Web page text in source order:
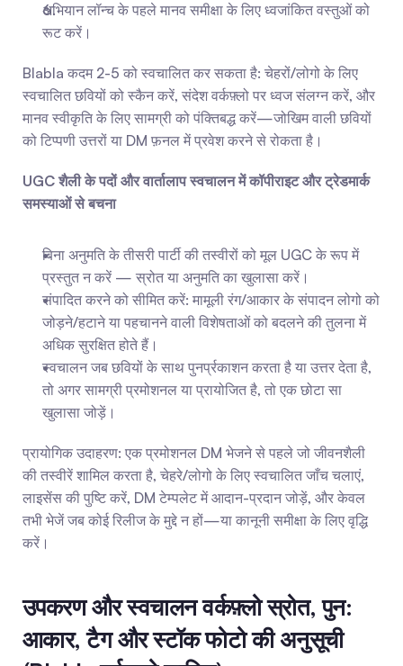
अभियान लॉन्च के पहले मानव समीक्षा के लिए ध्वजांकित वस्तुओं को
रूट करें।
Blabla कदम 2-5 को स्वचालित कर सकता है: चेहरों/लोगो के लिए
स्वचालित छवियों को स्कैन करें, संदेश वर्कफ़्लो पर ध्वज संलग्न करें, और
मानव स्वीकृति के लिए सामग्री को पंक्तिबद्ध करें—जोखिम वाली छवियों
को टिप्पणी उत्तरों या DM फ़नल में प्रवेश करने से रोकता है।
UGC शैली के पदों और वार्तालाप स्वचालन में कॉपीराइट और ट्रेडमार्क
समस्याओं से बचना
बिना अनुमति के तीसरी पार्टी की तस्वीरों को मूल UGC के रूप में
प्रस्तुत न करें — स्रोत या अनुमति का खुलासा करें।
संपादित करने को सीमित करें: मामूली रंग/आकार के संपादन लोगो को
जोड़ने/हटाने या पहचानने वाली विशेषताओं को बदलने की तुलना में
अधिक सुरक्षित होते हैं।
स्वचालन जब छवियों के साथ पुनर्प्रकाशन करता है या उत्तर देता है,
तो अगर सामग्री प्रमोशनल या प्रायोजित है, तो एक छोटा सा
खुलासा जोड़ें।
प्रायोगिक उदाहरण: एक प्रमोशनल DM भेजने से पहले जो जीवनशैली
की तस्वीरें शामिल करता है, चेहरे/लोगो के लिए स्वचालित जाँच चलाएं,
लाइसेंस की पुष्टि करें, DM टेम्पलेट में आदान-प्रदान जोड़ें, और केवल
तभी भेजें जब कोई रिलीज के मुद्दे न हों—या कानूनी समीक्षा के लिए वृद्धि
करें।
उपकरण और स्वचालन वर्कफ़्लो स्रोत, पुन:
आकार, टैग और स्टॉक फोटो की अनुसूची